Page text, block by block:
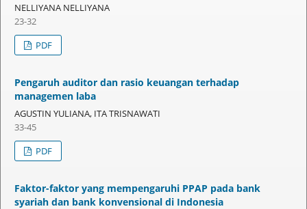
NELLIYANA NELLIYANA
23-32
PDF
Pengaruh auditor dan rasio keuangan terhadap
managemen laba
AGUSTIN YULIANA, ITA TRISNAWATI
33-45
PDF
Faktor-faktor yang mempengaruhi PPAP pada bank
syariah dan bank konvensional di Indonesia